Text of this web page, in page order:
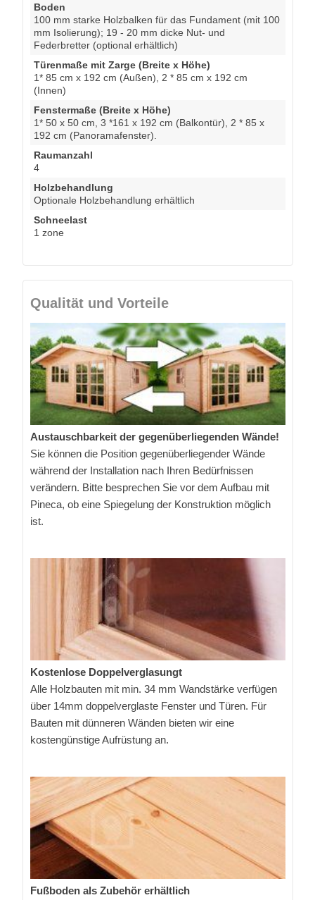
Boden
100 mm starke Holzbalken für das Fundament (mit 100
mm Isolierung); 19 - 20 mm dicke Nut- und
Federbretter (optional erhältlich)
Türenmaße mit Zarge (Breite x Höhe)
1* 85 cm x 192 cm (Außen), 2 * 85 cm x 192 cm
(Innen)
Fenstermaße (Breite x Höhe)
1* 50 x 50 cm, 3 *161 x 192 cm (Balkontür), 2 * 85 x
192 cm (Panoramafenster).
Raumanzahl
4
Holzbehandlung
Optionale Holzbehandlung erhältlich
Schneelast
1 zone
Qualität und Vorteile
Austauschbarkeit der gegenüberliegenden Wände!
Sie können die Position gegenüberliegender Wände
während der Installation nach Ihren Bedürfnissen
verändern. Bitte besprechen Sie vor dem Aufbau mit
Pineca, ob eine Spiegelung der Konstruktion möglich
ist.
Kostenlose Doppelverglasungt
Alle Holzbauten mit min. 34 mm Wandstärke verfügen
über 14mm doppelverglaste Fenster und Türen. Für
Bauten mit dünneren Wänden bieten wir eine
kostengünstige Aufrüstung an.
Fußboden als Zubehör erhältlich